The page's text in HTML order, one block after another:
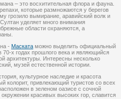
– это восхитительная флора и фауна.
которые размножаются у берегов
грозило вымирание, аравийский волк и
уделяет много внимания
области охраняются, а
- Маската можно выделить официальный
х годах прошлого века и являющийся
архитектуры. Интересны несколько
музей естественной истории.
культурное наследие и красота
колорит, привлекающий туристов со всех
в зеленом оазисе с сочной
красивых высоких гор, славится